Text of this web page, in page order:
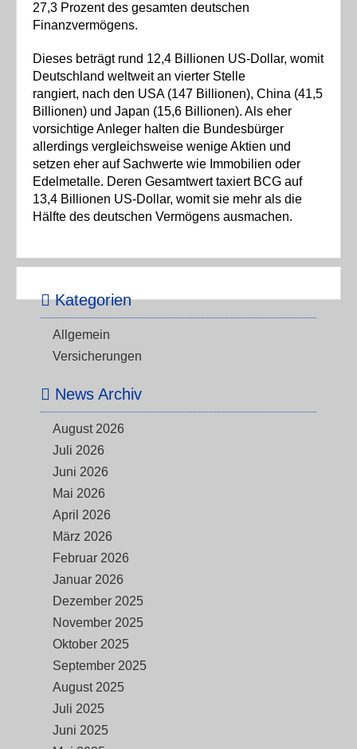
27,3 Prozent des gesamten deutschen
Finanzvermögens.
Dieses beträgt rund 12,4 Billionen US-Dollar, womit
Deutschland weltweit an vierter Stelle
rangiert, nach den USA (147 Billionen), China (41,5
Billionen) und Japan (15,6 Billionen). Als eher
vorsichtige Anleger halten die Bundesbürger
allerdings vergleichsweise wenige Aktien und
setzen eher auf Sachwerte wie Immobilien oder
Edelmetalle. Deren Gesamtwert taxiert BCG auf
13,4 Billionen US-Dollar, womit sie mehr als die
Hälfte des deutschen Vermögens ausmachen.
Kategorien
Allgemein
Versicherungen
News Archiv
August 2026
Juli 2026
Juni 2026
Mai 2026
April 2026
März 2026
Februar 2026
Januar 2026
Dezember 2025
November 2025
Oktober 2025
September 2025
August 2025
Juli 2025
Juni 2025